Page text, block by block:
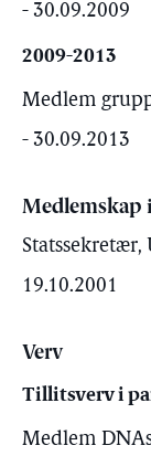
- 30.09.2009
2009-2013
Medlem
- 30.09.2013
Medlemskap
Statssekretær,
19.10.2001
Verv
Tillitsverv i
Medlem